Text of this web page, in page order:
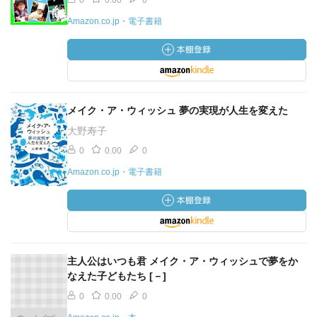
Amazon.co.jp・電子書籍
メイク・ア・ウィッシュ 夢の実現が人生を変えた
大野寿子
0 0.00 0
Amazon.co.jp・電子書籍
主人公はいつも君 メイク・ア・ウィッシュで夢をか
なえた子どもたち [－]
0 0.00 0